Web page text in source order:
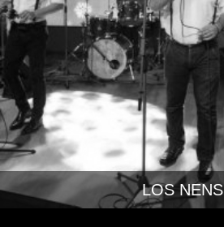
LOS NENS